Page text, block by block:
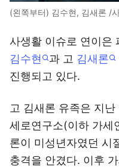
(왼쪽부터) 김수현, 김새론 /
사생활 이슈로 연이은
김수현
과 고 김새론
진행되고 있다.
고 김새론 유족은 지난
세로연구소(이하 가세
론이 미성년자였던 시
충격을 안겼다. 이후